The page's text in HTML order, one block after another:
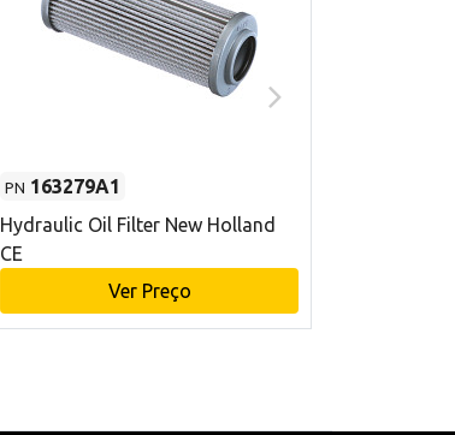
PN 163279A1
Hydraulic Oil Filter New Holland
CE
Ver Preço